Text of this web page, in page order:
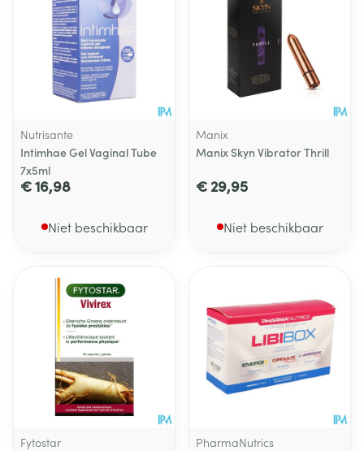
Nutrisante
Intimhae Gel Vaginal Tube
7x5ml
€ 16,98
Niet beschikbaar
Manix
Manix Skyn Vibrator Thrill
€ 29,95
Niet beschikbaar
Fytostar
PharmaNutrics